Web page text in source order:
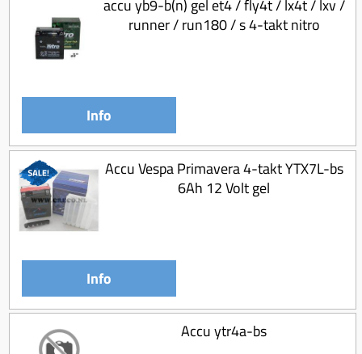
accu yb9-b(n) gel et4 / fly4t / lx4t / lxv /
runner / run180 / s 4-takt nitro
Info
Accu Vespa Primavera 4-takt YTX7L-bs
6Ah 12 Volt gel
Info
Accu ytr4a-bs